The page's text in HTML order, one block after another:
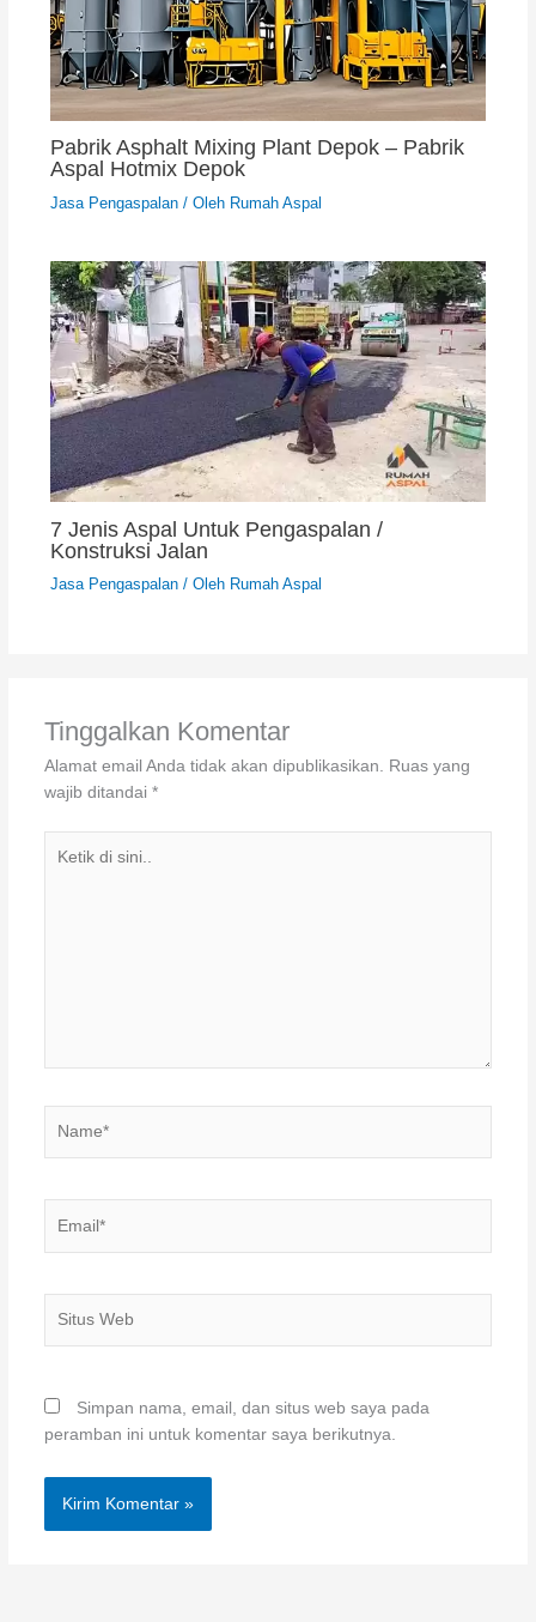
Pabrik Asphalt Mixing Plant Depok – Pabrik
Aspal Hotmix Depok
Jasa Pengaspalan/ Oleh Rumah Aspal
7 Jenis Aspal Untuk Pengaspalan /
Konstruksi Jalan
Jasa Pengaspalan/ Oleh Rumah Aspal
Tinggalkan Komentar
Alamat email Anda tidak akan dipublikasikan. Ruas yang
wajib ditandai *
Simpan nama, email, dan situs web saya pada
peramban ini untuk komentar saya berikutnya.